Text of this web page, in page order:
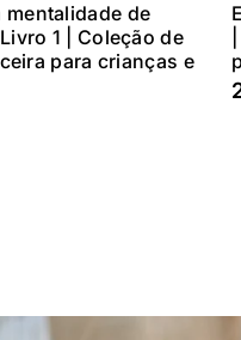
mentalidade de
1 | Coleção de
para crianças e